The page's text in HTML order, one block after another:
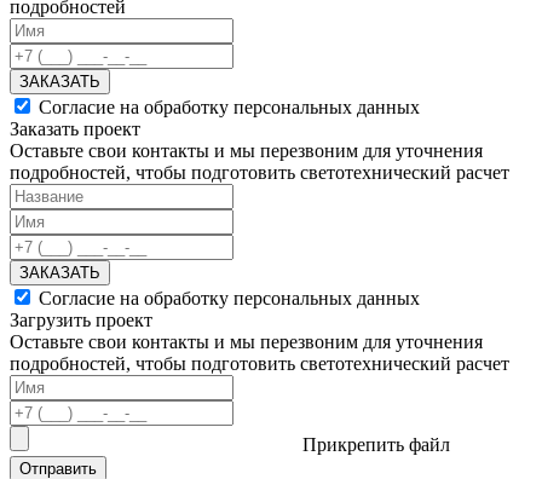
подробностей
ЗАКАЗАТЬ
Согласие на обработку персональных данных
Заказать проект
Оставьте свои контакты и мы перезвоним для уточнения
подробностей, чтобы подготовить светотехнический расчет
ЗАКАЗАТЬ
Согласие на обработку персональных данных
Загрузить проект
Оставьте свои контакты и мы перезвоним для уточнения
подробностей, чтобы подготовить светотехнический расчет
Прикрепить файл
Отправить